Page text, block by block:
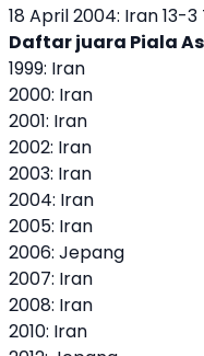
18 April 2004: Iran 13-
Daftar juara Piala
1999: Iran
2000: Iran
2001: Iran
2002: Iran
2003: Iran
2004: Iran
2005: Iran
2006: Jepang
2007: Iran
2008: Iran
2010: Iran